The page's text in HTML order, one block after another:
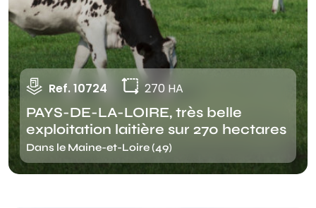
Ref. 10724 270 HA
PAYS-DE-LA-LOIRE, très belle
exploitation laitière sur 270 hectares
Dans le Maine-et-Loire (49)